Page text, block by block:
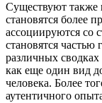
Существуют также
становятся более
ассоциируются со
становятся частью
различных
как еще один вид
человека. Более
аутентичного